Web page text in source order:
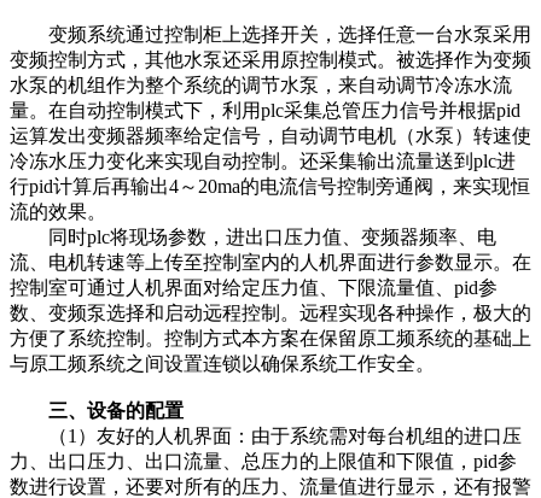
变频系统通过控制柜上选择开关，选择任意一台水泵采用
变频控制方式，其他水泵还采用原控制模式。被选择作为变频
水泵的机组作为整个系统的调节水泵，来自动调节冷冻水流
量。在自动控制模式下，利用plc采集总管压力信号并根据pid
运算发出变频器频率给定信号，自动调节电机（水泵）转速使
冷冻水压力变化来实现自动控制。还采集输出流量送到plc进
行pid计算后再输出4～20ma的电流信号控制旁通阀，来实现恒
流的效果。
同时plc将现场参数，进出口压力值、变频器频率、电
流、电机转速等上传至控制室内的人机界面进行参数显示。在
控制室可通过人机界面对给定压力值、下限流量值、pid参
数、变频泵选择和启动远程控制。远程实现各种操作，极大的
方便了系统控制。控制方式本方案在保留原工频系统的基础上
与原工频系统之间设置连锁以确保系统工作安全。
三、设备的配置
（1）友好的人机界面：由于系统需对每台机组的进口压
力、出口压力、出口流量、总压力的上限值和下限值，pid参
数进行设置，还要对所有的压力、流量值进行显示，还有报警